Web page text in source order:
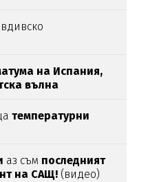
на Испания,
вълна
температурни
аз съм последният
на САЩ! (видео)